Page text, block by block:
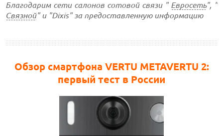
Благодарим сети салонов сотовой связи " Евросеть", "
Связной" и "Dixis" за предоставленную информацию
Обзор смартфона VERTU METAVERTU 2:
первый тест в России